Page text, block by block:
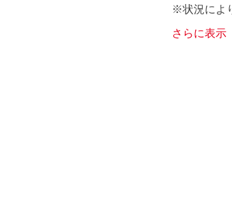
※状況によ
さらに表示